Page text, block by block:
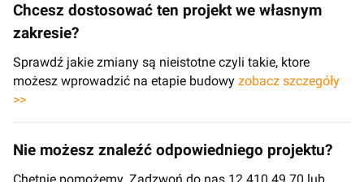
Chcesz dostosować ten projekt we własnym
zakresie?
Sprawdź jakie zmiany są nieistotne czyli takie, ktore
możesz wprowadzić na etapie budowy zobacz szczegóły
>>
Nie możesz znaleźć odpowiedniego projektu?